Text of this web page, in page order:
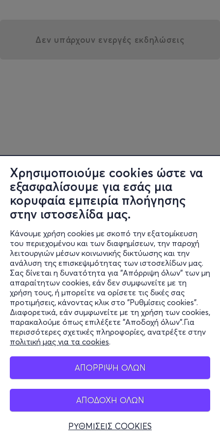
Χρησιμοποιούμε cookies ώστε να
εξασφαλίσουμε για εσάς μια
κορυφαία εμπειρία πλοήγησης
στην ιστοσελίδα μας.
Κάνουμε χρήση cookies με σκοπό την εξατομίκευση
του περιεχομένου και των διαφημίσεων, την παροχή
λειτουργιών μέσων κοινωνικής δικτύωσης και την
ανάλυση της επισκεψιμότητας των ιστοσελίδων μας.
Σας δίνεται η δυνατότητα για "Απόρριψη όλων" των μη
απαραίτητων cookies, εάν δεν συμφωνείτε με τη
χρήση τους, ή μπορείτε να ορίσετε τις δικές σας
προτιμήσεις, κάνοντας κλικ στο "Ρυθμίσεις cookies".
Διαφορετικά, εάν συμφωνείτε με τη χρήση των cookies,
παρακαλούμε όπως επιλέξετε "Αποδοχή όλων".Για
περισσότερες σχετικές πληροφορίες, ανατρέξτε στην
πολιτική μας για τα cookies.
ΑΠΟΡΡΙΨΗ ΟΛΩΝ
ΑΠΟΔΟΧΗ ΟΛΩΝ
ΡΥΘΜΙΣΕΙΣ COOKIES
Δεν υπάρχουν ενεργές εκδηλώσεις